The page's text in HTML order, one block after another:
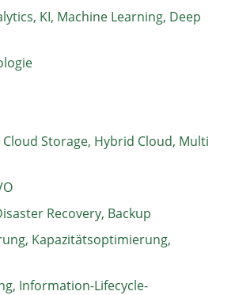
KI, Machine Learning, Deep
Storage, Hybrid Cloud, Multi
Recovery, Backup
Kapazitätsoptimierung,
Information-Lifecycle-